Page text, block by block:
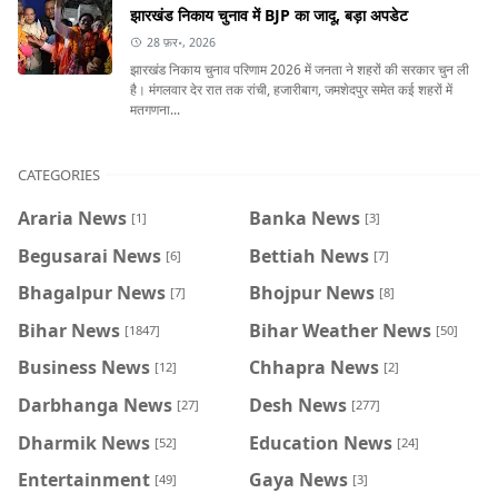
झारखंड निकाय चुनाव में BJP का जादू, बड़ा अपडेट
28 फ़र॰, 2026
झारखंड निकाय चुनाव परिणाम 2026 में जनता ने शहरों की सरकार चुन ली
है। मंगलवार देर रात तक रांची, हजारीबाग, जमशेदपुर समेत कई शहरों में
मतगणना...
CATEGORIES
Araria News [1] Banka News [3]
Begusarai News [6] Bettiah News [7]
Bhagalpur News [7] Bhojpur News [8]
Bihar News [1847] Bihar Weather News [50]
Business News [12] Chhapra News [2]
Darbhanga News [27] Desh News [277]
Dharmik News [52] Education News [24]
Entertainment [49] Gaya News [3]